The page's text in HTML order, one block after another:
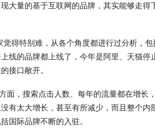
大量的基于互联网的品牌，其实能够走
得特别难，从各个角度都进行过分析，
线的品牌都上线了，今年是阿里、天猫
接口敞开。
面，搜索点击人数、每年的流量都在增长
有太大增长，甚至有所减少，而且整个
国际品牌不断的入驻。